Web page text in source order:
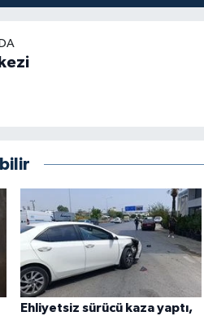
Ehliyetsiz sürücü kaza yaptı,